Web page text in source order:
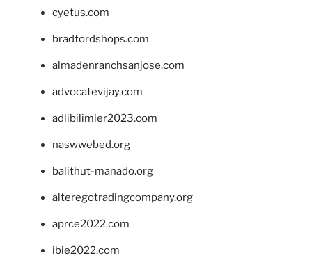
cyetus.com
bradfordshops.com
almadenranchsanjose.com
advocatevijay.com
adlibilimler2023.com
naswwebed.org
balithut-manado.org
alteregotradingcompany.org
aprce2022.com
ibie2022.com